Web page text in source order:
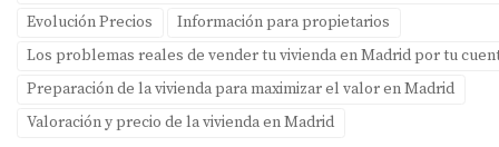
Evolución Precios
Información para propietarios
Los problemas reales de vender tu vivienda en Madrid por tu
Preparación de la vivienda para maximizar el valor en Madrid
Valoración y precio de la vivienda en Madrid